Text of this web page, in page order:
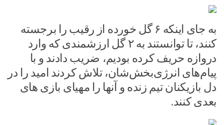
به جای اینکه ۶ گل خورده از رقیب را برجسته
کنند، تا توانستند به ۲ گل ارزشمندی که وارد
دروازه حریف کرده بودیم، ضریب دادند و با
پیام‌های انرژی‌بخش‌شان، تلاش کردند امید را در
دل بازیکنان تیم زنده و آنها را مهیای بازی های
بعدی کنند.